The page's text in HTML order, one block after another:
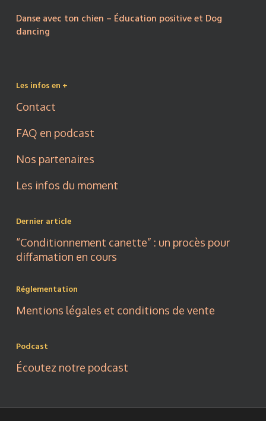
Danse avec ton chien – Éducation positive et Dog
dancing
Les infos en +
Contact
FAQ en podcast
Nos partenaires
Les infos du moment
Dernier article
“Conditionnement canette” : un procès pour
diffamation en cours
Réglementation
Mentions légales et conditions de vente
Podcast
Écoutez notre podcast